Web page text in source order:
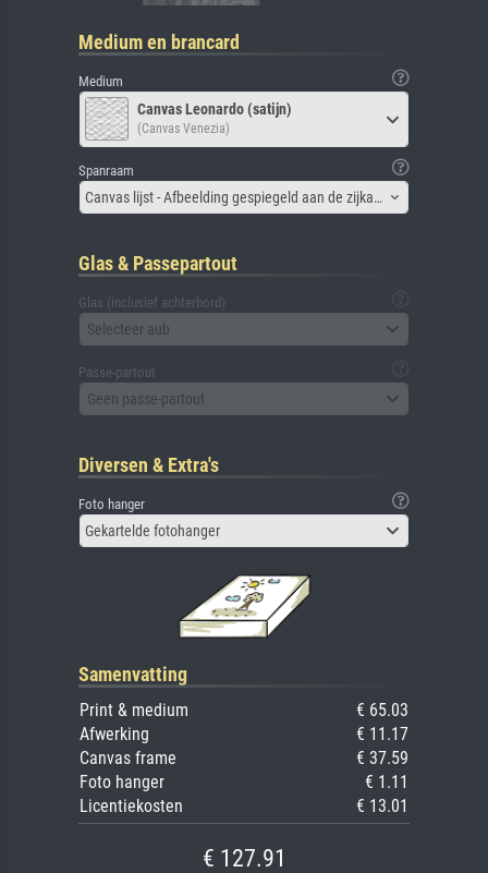
Medium en brancard
Medium
Canvas Leonardo (satijn)
(Canvas Venezia)
Spanraam
Canvas lijst - Afbeelding gespiegeld aan de zijkant
Glas & Passepartout
Glas (inclusief achterbord)
Selecteer aub
Passe-partout
Geen passe-partout
Diversen & Extra's
Foto hanger
Gekartelde fotohanger
Samenvatting
Print & medium
€ 65.03
Afwerking
€ 11.17
Canvas frame
€ 37.59
Foto hanger
€ 1.11
Licentiekosten
€ 13.01
€ 127.91